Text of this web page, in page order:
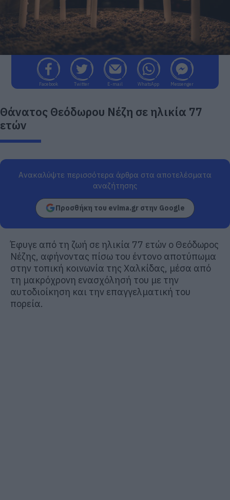
Facebook Twitter E-mail WhatsApp Messenger
Θάνατος Θεόδωρου Νέζη σε ηλικία 77
ετών
Ανακαλύψτε περισσότερα άρθρα στα αποτελέσματα
αναζήτησης
Προσθήκη του evima.gr στην Google
Έφυγε από τη ζωή σε ηλικία 77 ετών ο Θεόδωρος
Νέζης, αφήνοντας πίσω του έντονο αποτύπωμα
στην τοπική κοινωνία της Χαλκίδας, μέσα από
τη μακρόχρονη ενασχόλησή του με την
αυτοδιοίκηση και την επαγγελματική του
πορεία.